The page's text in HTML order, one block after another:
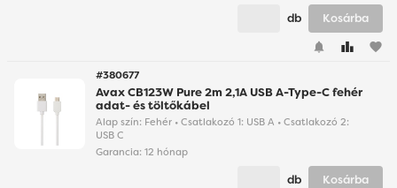
favorite
db Kosárba
#380677
Avax CB123W Pure 2m 2,1A USB A-Type-C fehér
adat- és töltőkábel
Alap szín: Fehér • Csatlakozó 1: USB A • Csatlakozó 2:
USB C
Garancia: 12 hónap
db Kosárba